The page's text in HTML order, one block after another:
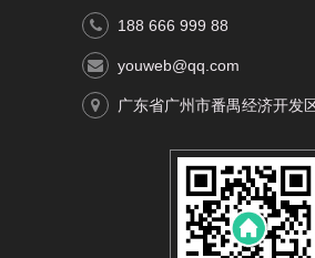
188 666 999 88
youweb@qq.com
广东省广州市番禺经济开发